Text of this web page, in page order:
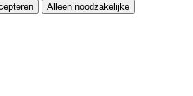
Alleen noodzakelijke